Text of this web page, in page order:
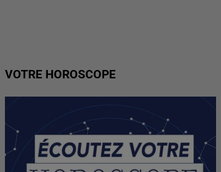
VOTRE HOROSCOPE